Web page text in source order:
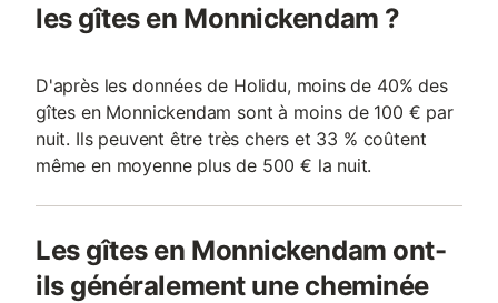
les gîtes en Monnickendam ?
D'après les données de Holidu, moins de 40% des
gîtes en Monnickendam sont à moins de 100 € par
nuit. Ils peuvent être très chers et 33 % coûtent
même en moyenne plus de 500 € la nuit.
Les gîtes en Monnickendam ont-
ils généralement une cheminée